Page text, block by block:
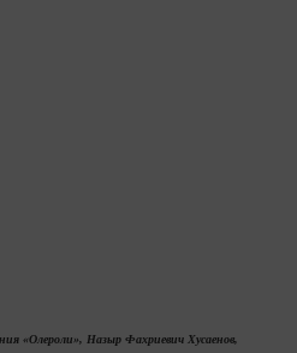
«Олероли», Назыр Фахриевич Хусаенов,